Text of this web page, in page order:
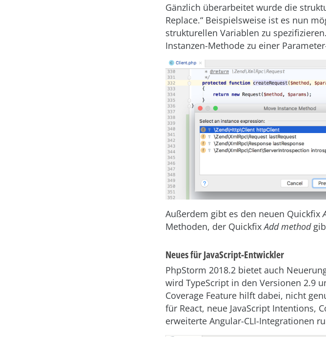
Gänzlich überarbeitet wurde die
Replace.“ Beispielsweise ist es nun
strukturellen Variablen zu
Instanzen-Methode zu einer
Außerdem gibt es den neuen Quickfix
Methoden, der QuickfixAdd method
Neues für JavaScript-Entwickler
PhpStorm 2018.2 bietet auch
wird TypeScript in den Versionen 2.9
Coverage Feature hilft dabei, nicht
für React, neue JavaScript Intentions,
erweiterte Angular-CLI-Integrationen